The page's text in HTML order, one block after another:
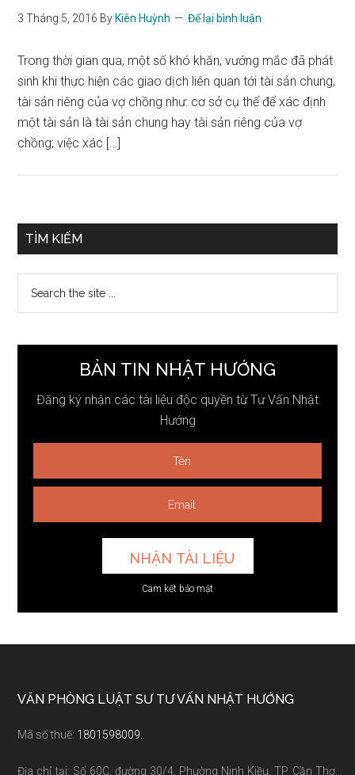
3 Tháng 5, 2016 By Kiên Huỳnh Để lại bình luận
Trong thời gian qua, một số khó khăn, vướng mắc đã phát
sinh khi thực hiện các giao dịch liên quan tới tài sản chung,
tài sản riêng của vợ chồng như: cơ sở cụ thể để xác định
một tài sản là tài sản chung hay tài sản riêng của vợ
chồng; việc xác […]
Sidebar
TÌM KIẾM
...
BẢN TIN NHẬT HƯỚNG
Đăng ký nhận các tài liệu độc quyền từ Tư Vấn Nhật
Hướng
Cam kết bảo mật
Footer
VĂN PHÒNG LUẬT SƯ TƯ VẤN NHẬT HƯỚNG
Mã số thuế: 1801598009.
Địa chỉ tại: Số 60C, đường 30/4, Phường Ninh Kiều, TP Cần Thơ,